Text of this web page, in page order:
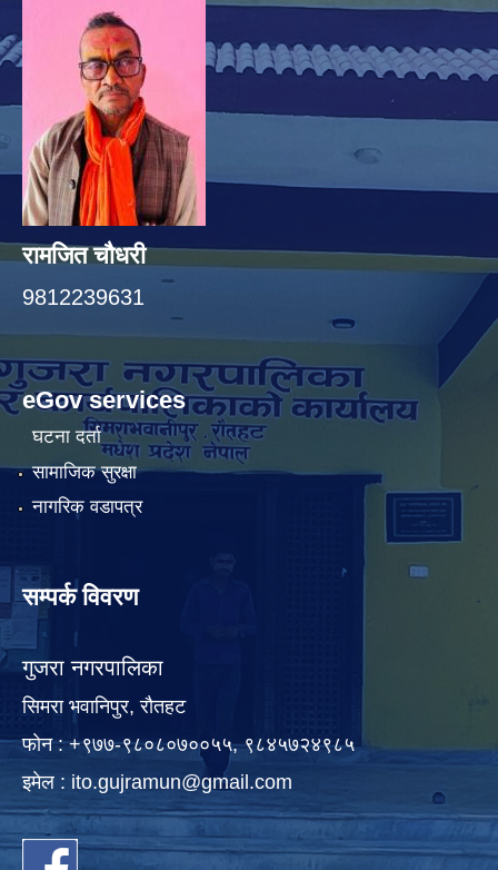
रामजित चौधरी
9812239631
eGov services
घटना दर्ता
सामाजिक सुरक्षा
नागरिक वडापत्र
सम्पर्क विवरण
गुजरा नगरपालिका
सिमरा भवानिपुर, राैतहट
फाेन : +९७७-९८०८०७००५५, ९८४५७२४९८५
इमेल : ito.gujramun@gmail.com